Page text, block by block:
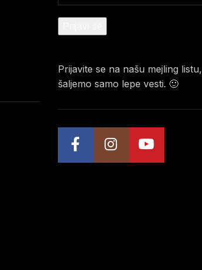
Prijavite se na našu mejling listu,
šaljemo samo lepe vesti. 🙂